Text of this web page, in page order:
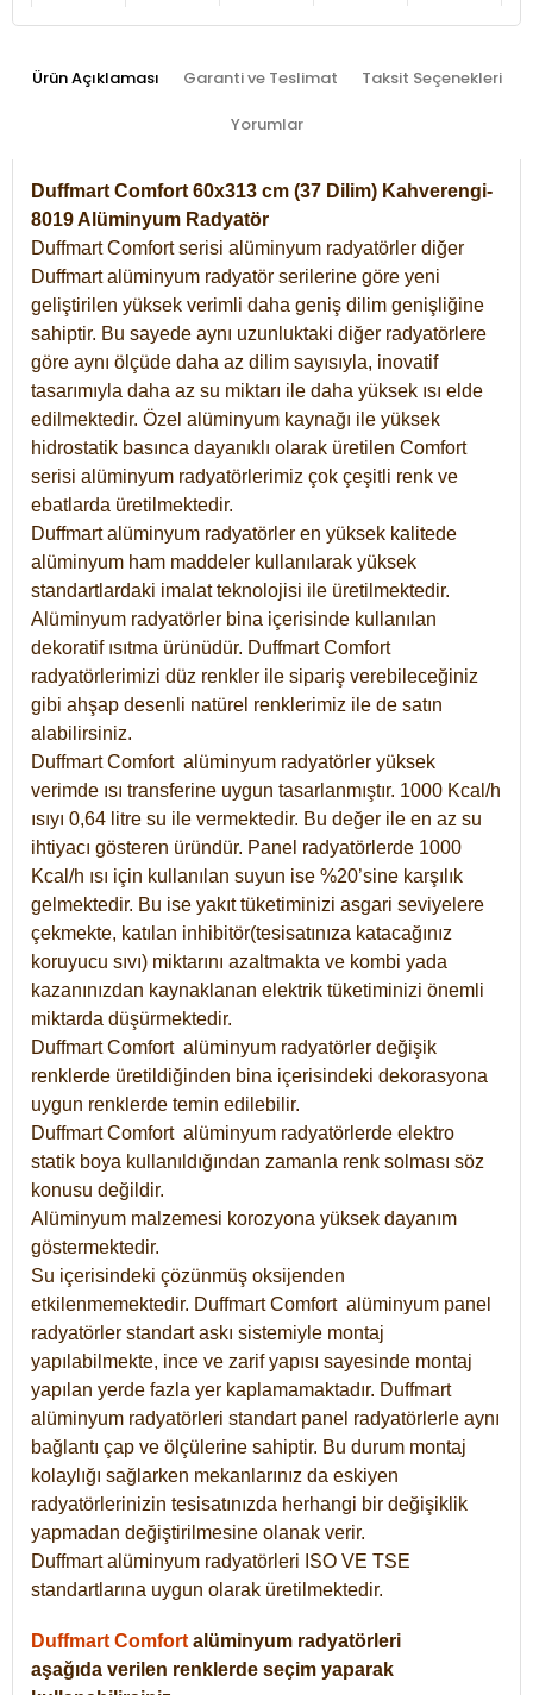
Ürün Açıklaması Garanti ve Teslimat Taksit Seçenekleri
Yorumlar
Duffmart Comfort 60x313 cm (37 Dilim) Kahverengi-
8019 Alüminyum Radyatör
Duffmart Comfort serisi alüminyum radyatörler diğer
Duffmart alüminyum radyatör serilerine göre yeni
geliştirilen yüksek verimli daha geniş dilim genişliğine
sahiptir. Bu sayede aynı uzunluktaki diğer radyatörlere
göre aynı ölçüde daha az dilim sayısıyla, inovatif
tasarımıyla daha az su miktarı ile daha yüksek ısı elde
edilmektedir. Özel alüminyum kaynağı ile yüksek
hidrostatik basınca dayanıklı olarak üretilen Comfort
serisi alüminyum radyatörlerimiz çok çeşitli renk ve
ebatlarda üretilmektedir.
Duffmart alüminyum radyatörler en yüksek kalitede
alüminyum ham maddeler kullanılarak yüksek
standartlardaki imalat teknolojisi ile üretilmektedir.
Alüminyum radyatörler bina içerisinde kullanılan
dekoratif ısıtma ürünüdür. Duffmart Comfort
radyatörlerimizi düz renkler ile sipariş verebileceğiniz
gibi ahşap desenli natürel renklerimiz ile de satın
alabilirsiniz.
Duffmart Comfort alüminyum radyatörler yüksek
verimde ısı transferine uygun tasarlanmıştır. 1000 Kcal/h
ısıyı 0,64 litre su ile vermektedir. Bu değer ile en az su
ihtiyacı gösteren üründür. Panel radyatörlerde 1000
Kcal/h ısı için kullanılan suyun ise %20’sine karşılık
gelmektedir. Bu ise yakıt tüketiminizi asgari seviyelere
çekmekte, katılan inhibitör(tesisatınıza katacağınız
koruyucu sıvı) miktarını azaltmakta ve kombi yada
kazanınızdan kaynaklanan elektrik tüketiminizi önemli
miktarda düşürmektedir.
Duffmart Comfort alüminyum radyatörler değişik
renklerde üretildiğinden bina içerisindeki dekorasyona
uygun renklerde temin edilebilir.
DuffmartComfort alüminyum radyatörlerde elektro
statik boya kullanıldığından zamanla renk solması söz
konusu değildir.
Alüminyum malzemesi korozyona yüksek dayanım
göstermektedir.
Su içerisindeki çözünmüş oksijenden
etkilenmemektedir. DuffmartComfort alüminyum panel
radyatörler standart askı sistemiyle montaj
yapılabilmekte, ince ve zarif yapısı sayesinde montaj
yapılan yerde fazla yer kaplamamaktadır. Duffmart
alüminyum radyatörleri standart panel radyatörlerle aynı
bağlantı çap ve ölçülerine sahiptir. Bu durum montaj
kolaylığı sağlarken mekanlarınız da eskiyen
radyatörlerinizin tesisatınızda herhangi bir değişiklik
yapmadan değiştirilmesine olanak verir.
Duffmart alüminyum radyatörleri ISO VE TSE
standartlarına uygun olarak üretilmektedir.
Duffmart Comfort alüminyum radyatörleri
aşağıda verilen renklerde seçim yaparak